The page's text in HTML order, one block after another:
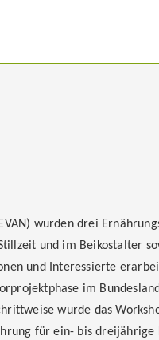
wurden drei
und im Beikostalter
und Interessierte
im
wurde das
für ein- bis dreijährige